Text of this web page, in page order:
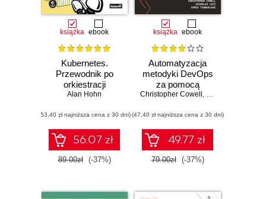
książka ebook
Kubernetes.
Przewodnik po
orkiestracji
kontenerów i
niezawodnych
aplikacji
Alan Hohn
(53,40 zł najniższa cena z 30 dni)
56.07 zł
89.00zł (-37%)
książka ebook
Automatyzacja
metodyki DevOps
za pomocą
potoków CI/CD
efektywne potoki
CI/CD do
weryfikacji,
zabezpieczenia i
wdrażania kodu,
przykładów
Christopher Cowell , Nicholas Lotz
(47,40 zł najniższa cena z 30 dni)
49.77 zł
79.00zł (-37%)